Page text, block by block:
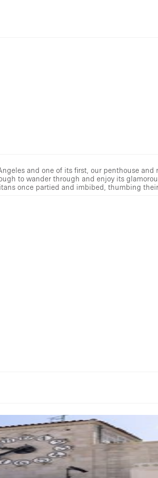
and one of its first, our penthouse
to wander through and enjoy its
once partied and imbibed, thumbing